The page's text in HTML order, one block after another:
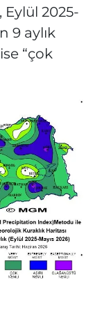
Eylül 2025-
9 aylık
“çok